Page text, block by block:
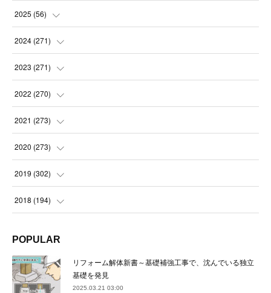
2025 (56)
(14
(21
(21
2024 (271)
(21
(22
(23
(22
(24)
22)
2023 (271)
(22
(23
(23
(21
(23 )
(24
2022 (270)
(23
(23
(22
(23
(22 )
(23
2021 (273)
(24
(23
(22
(23)
2020 (273)
(24
(22
(22)
2019 (302)
(23
(22)
2018 (194)
(17)
POPULAR
リフォーム解体新書～基礎補強工事で、沈んでいる独立
基礎を発見
2025.03.21 03:00